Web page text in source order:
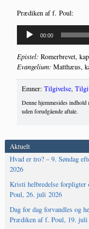
Præ­di­ken af f. Poul:
Lydafspiller
00:00
Epi­stel: Romer­bre­vet,
Evan­ge­li­um: Mat­t­hæus,
Emner: Tilgivelse,
Denne hjemmesides
uden forudgående aftale.
Aktuelt
Hvad er tro? – 9. Søndag
2026
Kristi helbredelse forpligter
Poul, 26. juli 2026
Dag for dag forvandles og
Prædiken af f. Poul, 19. juli